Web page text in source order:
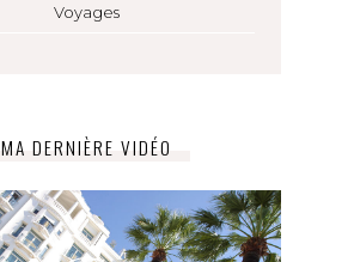
Voyages
MA DERNIÈRE VIDÉO